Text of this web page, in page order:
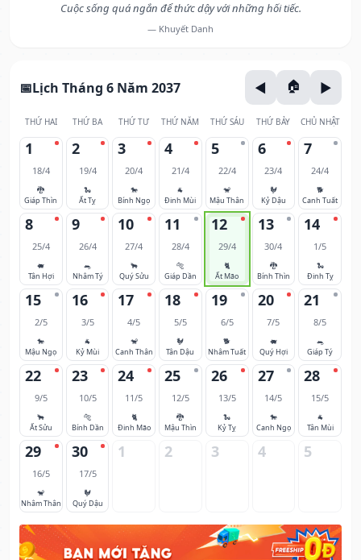
Cuộc sống quá ngắn để thức dậy với những hối tiếc.
— Khuyết Danh
Lịch Tháng 6 Năm 2037
THỨ HAI THỨ BA THỨ TƯ THỨ NĂM THỨ SÁU THỨ BẢY CHỦ NHẬT
1
18/4
🐉
Giáp Thìn
2
19/4
🐍
Ất Tỵ
3
20/4
🐎
Bính Ngọ
4
21/4
🐐
Đinh Mùi
5
22/4
🐒
Mậu Thân
6
23/4
🐓
Kỷ Dậu
7
24/4
🐕
Canh Tuất
8
25/4
🐖
Tân Hợi
9
26/4
🐀
Nhâm Tý
10
27/4
🐂
Quý Sửu
11
28/4
🐅
Giáp Dần
12
29/4
🐈
Ất Mão
13
30/4
🐉
Bính Thìn
14
1/5
🐍
Đinh Tỵ
15
2/5
🐎
Mậu Ngọ
16
3/5
🐐
Kỷ Mùi
17
4/5
🐒
Canh Thân
18
5/5
🐓
Tân Dậu
19
6/5
🐕
Nhâm Tuất
20
7/5
🐖
Quý Hợi
21
8/5
🐀
Giáp Tý
22
9/5
🐂
Ất Sửu
23
10/5
🐅
Bính Dần
24
11/5
🐈
Đinh Mão
25
12/5
🐉
Mậu Thìn
26
13/5
🐍
Kỷ Tỵ
27
14/5
🐎
Canh Ngọ
28
15/5
🐐
Tân Mùi
29
16/5
🐒
Nhâm Thân
30
17/5
🐓
Quý Dậu
1 2 3 4 5